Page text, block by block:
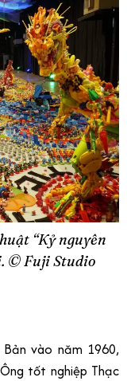
“Kỷ nguyên
©️ Fuji Studio
Bản vào năm 1960,
tốt nghiệp Thạc